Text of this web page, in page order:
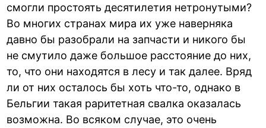
смогли простоять десятилетия нетронутыми?
Во многих странах мира их уже наверняка
давно бы разобрали на запчасти и никого бы
не смутило даже большое расстояние до них,
то, что они находятся в лесу и так далее. Вряд
ли от них осталось бы хоть что-то, однако в
Бельгии такая раритетная свалка оказалась
возможна. Во всяком случае, это очень